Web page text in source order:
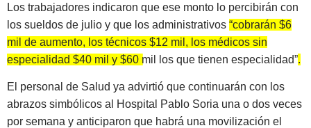
Los trabajadores indicaron que ese monto lo percibirán con
los sueldos de julio y que los administrativos “cobrarán $6
mil de aumento, los técnicos $12 mil, los médicos sin
especialidad $40 mil y $60 mil los que tienen especialidad”.
El personal de Salud ya advirtió que continuarán con los
abrazos simbólicos al Hospital Pablo Soria una o dos veces
por semana y anticiparon que habrá una movilización el